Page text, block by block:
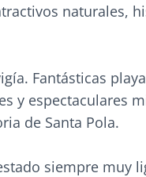
naturales,
Fantásticas
y espectaculares
de Santa Pola.
siempre muy